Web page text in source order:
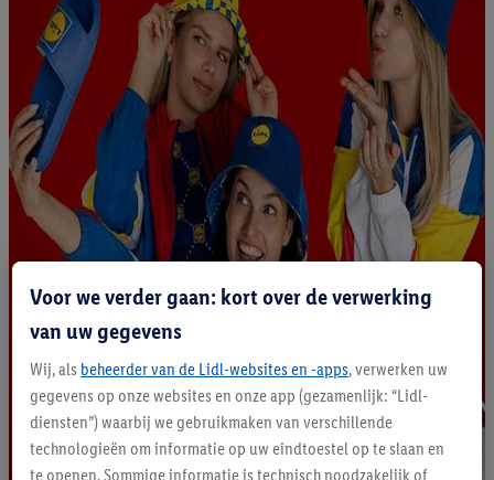
Voor we verder gaan: kort over de verwerking
van uw gegevens
Wij, als beheerder van de Lidl-websites en -apps, verwerken uw
gegevens op onze websites en onze app (gezamenlijk: “Lidl-
diensten”) waarbij we gebruikmaken van verschillende
technologieën om informatie op uw eindtoestel op te slaan en
te openen. Sommige informatie is technisch noodzakelijk of